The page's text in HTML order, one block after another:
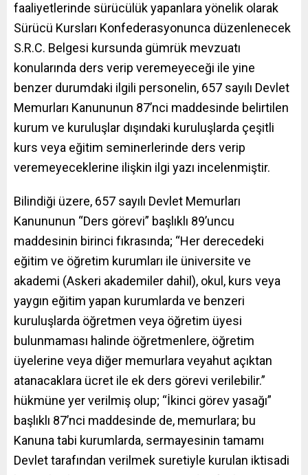
faaliyetlerinde sürücülük yapanlara yönelik olarak
Sürücü Kursları Konfederasyonunca düzenlenecek
S.R.C. Belgesi kursunda gümrük mevzuatı
konularında ders verip veremeyeceği ile yine
benzer durumdaki ilgili personelin, 657 sayılı Devlet
Memurları Kanununun 87’nci maddesinde belirtilen
kurum ve kuruluşlar dışındaki kuruluşlarda çeşitli
kurs veya eğitim seminerlerinde ders verip
veremeyeceklerine ilişkin ilgi yazı incelenmiştir.
Bilindiği üzere, 657 sayılı Devlet Memurları
Kanununun “Ders görevi” başlıklı 89’uncu
maddesinin birinci fıkrasında; “Her derecedeki
eğitim ve öğretim kurumları ile üniversite ve
akademi (Askeri akademiler dahil), okul, kurs veya
yaygın eğitim yapan kurumlarda ve benzeri
kuruluşlarda öğretmen veya öğretim üyesi
bulunmaması halinde öğretmenlere, öğretim
üyelerine veya diğer memurlara veyahut açıktan
atanacaklara ücret ile ek ders görevi verilebilir.”
hükmüne yer verilmiş olup; “İkinci görev yasağı”
başlıklı 87’nci maddesinde de, memurlara; bu
Kanuna tabi kurumlarda, sermayesinin tamamı
Devlet tarafından verilmek suretiyle kurulan iktisadi